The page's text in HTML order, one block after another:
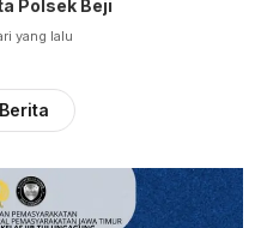
Polsek Beji
yang lalu